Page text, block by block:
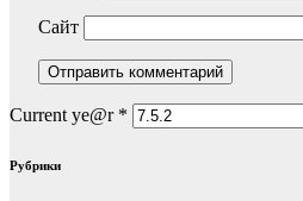
Сайт
Current ye@r *
Рубрики